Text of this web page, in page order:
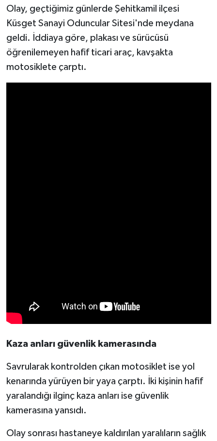
Olay, geçtiğimiz günlerde Şehitkamil ilçesi
Küsget Sanayi Oduncular Sitesi'nde meydana
geldi. İddiaya göre, plakası ve sürücüsü
öğrenilemeyen hafif ticari araç, kavşakta
motosiklete çarptı.
Kaza anları güvenlik kamerasında
Savrularak kontrolden çıkan motosiklet ise yol
kenarında yürüyen bir yaya çarptı. İki kişinin hafif
yaralandığı ilginç kaza anları ise güvenlik
kamerasına yansıdı.
Olay sonrası hastaneye kaldırılan yaralıların sağlık
Teknoloji
Türkiye
Video Haber